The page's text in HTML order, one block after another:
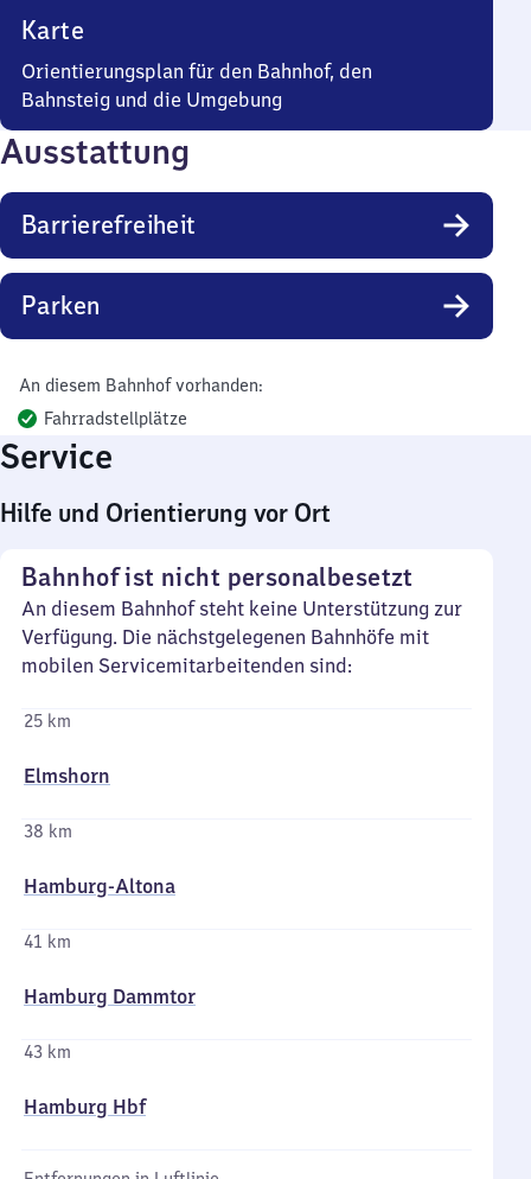
Karte
Orientierungsplan für den Bahnhof, den
Bahnsteig und die Umgebung
Ausstattung
Barrierefreiheit
Parken
An diesem Bahnhof vorhanden:
Fahrradstellplätze
Service
Hilfe und Orientierung vor Ort
Bahnhof ist nicht personalbesetzt
An diesem Bahnhof steht keine Unterstützung zur
Verfügung. Die nächstgelegenen Bahnhöfe mit
mobilen Servicemitarbeitenden sind:
25 km
Elmshorn
38 km
Hamburg-Altona
41 km
Hamburg Dammtor
43 km
Hamburg Hbf